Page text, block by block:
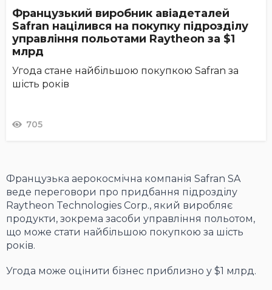
Французький виробник авіадеталей
Safran націлився на покупку підрозділу
управління польотами Raytheon за $1
млрд
Угода стане найбільшою покупкою Safran за
шість років
705
Французька аерокосмічна компанія Safran SA
веде переговори про придбання підрозділу
Raytheon Technologies Corp., який виробляє
продукти, зокрема засоби управління польотом,
що може стати найбільшою покупкою за шість
років.
Угода може оцінити бізнес приблизно у $1 млрд.